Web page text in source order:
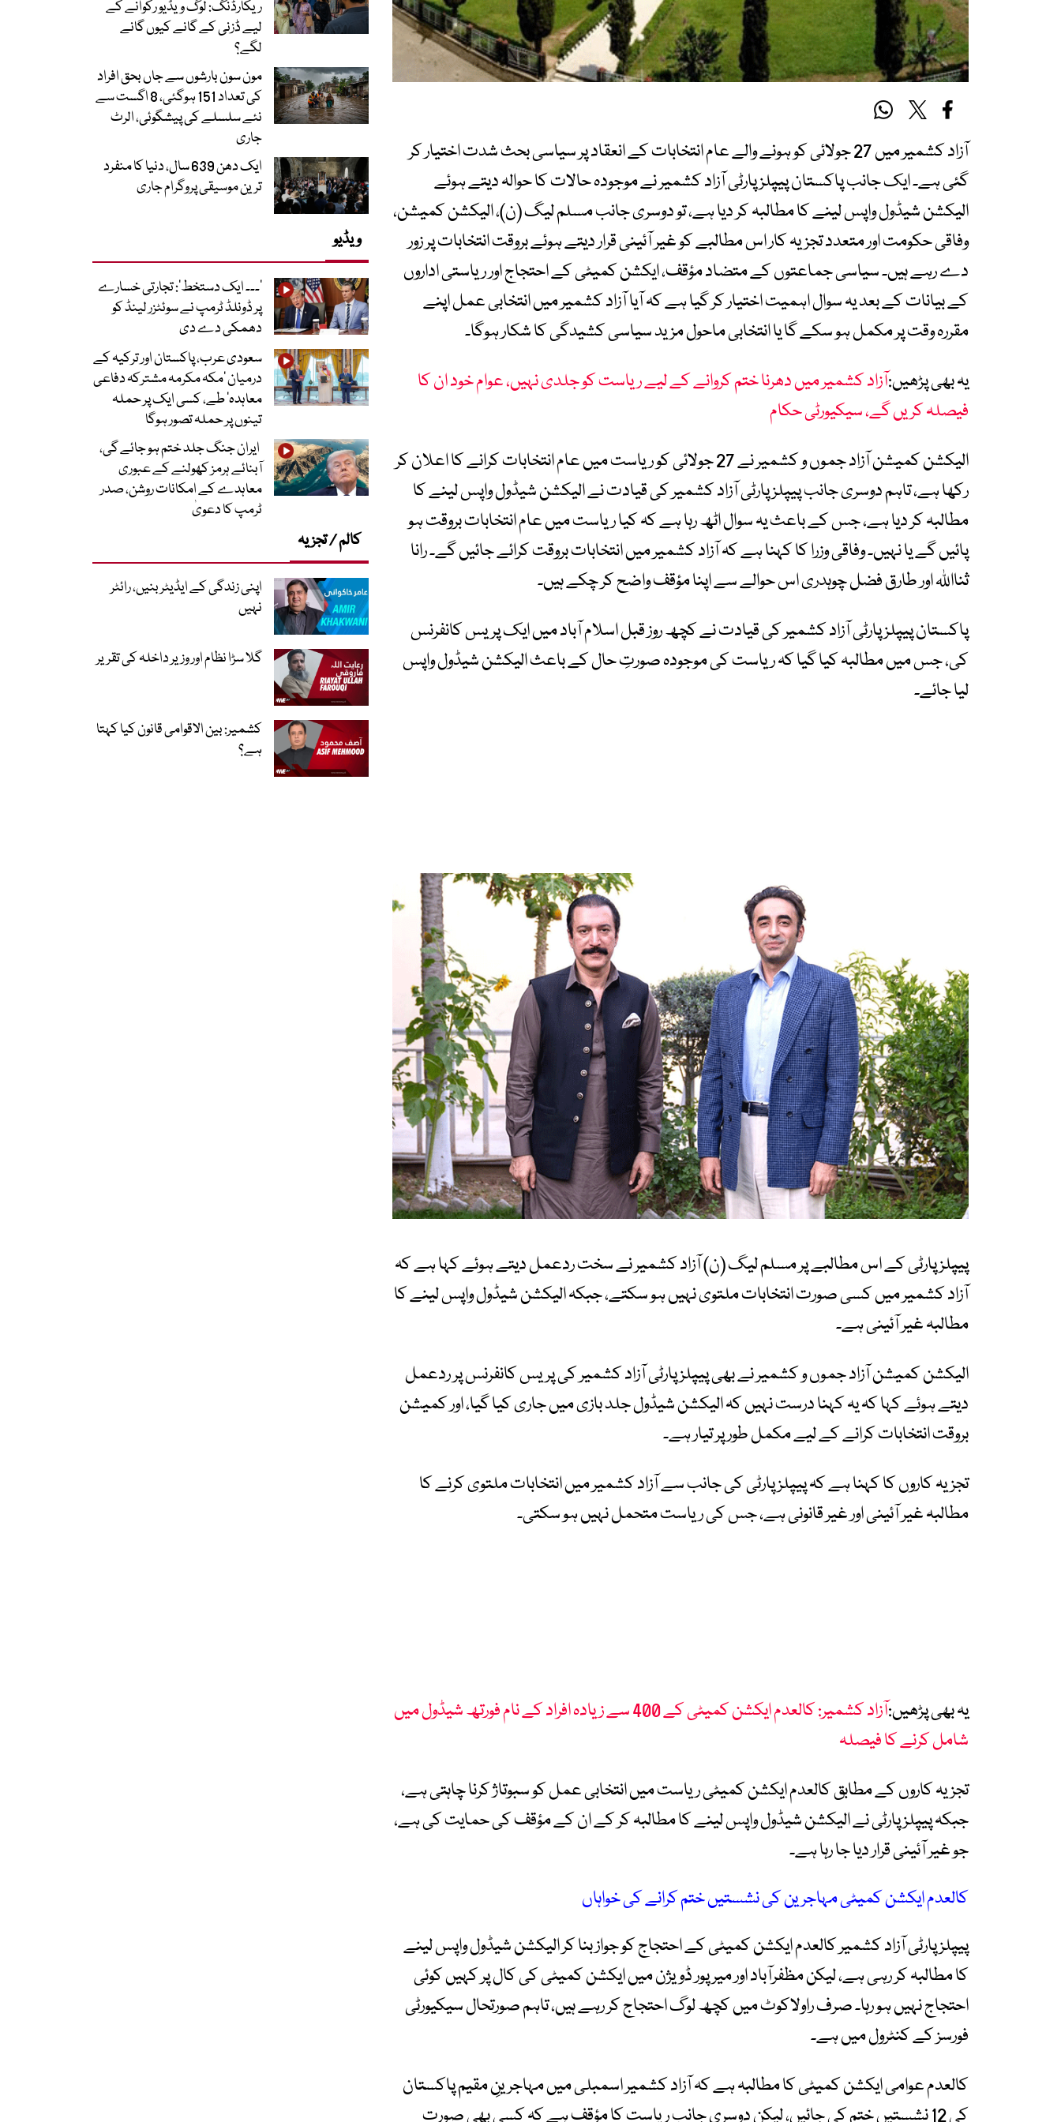
آزاد کشمیر میں 27 جولائی کو ہونے والے عام انتخابات کے انعقاد پر سیاسی بحث شدت اختیار کر
گئی ہے۔ ایک جانب پاکستان پیپلز پارٹی آزاد کشمیر نے موجودہ حالات کا حوالہ دیتے ہوئے
الیکشن شیڈول واپس لینے کا مطالبہ کر دیا ہے، تو دوسری جانب مسلم لیگ (ن)، الیکشن کمیشن،
وفاقی حکومت اور متعدد تجزیہ کار اس مطالبے کو غیر آئینی قرار دیتے ہوئے بروقت انتخابات پر زور
دے رہے ہیں۔ سیاسی جماعتوں کے متضاد مؤقف، ایکشن کمیٹی کے احتجاج اور ریاستی اداروں
کے بیانات کے بعد یہ سوال اہمیت اختیار کر گیا ہے کہ آیا آزاد کشمیر میں انتخابی عمل اپنے
مقررہ وقت پر مکمل ہو سکے گا یا انتخابی ماحول مزید سیاسی کشیدگی کا شکار ہوگا۔
یہ بھی پڑھیں:آزاد کشمیر میں دھرنا ختم کروانے کے لیے ریاست کو جلدی نہیں، عوام خود ان کا
فیصلہ کریں گے، سیکیورٹی حکام
الیکشن کمیشن آزاد جموں و کشمیر نے 27 جولائی کو ریاست میں عام انتخابات کرانے کا اعلان کر
رکھا ہے، تاہم دوسری جانب پیپلز پارٹی آزاد کشمیر کی قیادت نے الیکشن شیڈول واپس لینے کا
مطالبہ کر دیا ہے، جس کے باعث یہ سوال اٹھ رہا ہے کہ کیا ریاست میں عام انتخابات بروقت ہو
پائیں گے یا نہیں۔ وفاقی وزرا کا کہنا ہے کہ آزاد کشمیر میں انتخابات بروقت کرائے جائیں گے۔ رانا
ثنااللہ اور طارق فضل چوہدری اس حوالے سے اپنا مؤقف واضح کر چکے ہیں۔
پاکستان پیپلز پارٹی آزاد کشمیر کی قیادت نے کچھ روز قبل اسلام آباد میں ایک پریس کانفرنس
کی، جس میں مطالبہ کیا گیا کہ ریاست کی موجودہ صورتِ حال کے باعث الیکشن شیڈول واپس
لیا جائے۔
پیپلز پارٹی کے اس مطالبے پر مسلم لیگ (ن) آزاد کشمیر نے سخت ردعمل دیتے ہوئے کہا ہے کہ
آزاد کشمیر میں کسی صورت انتخابات ملتوی نہیں ہو سکتے، جبکہ الیکشن شیڈول واپس لینے کا
مطالبہ غیر آئینی ہے۔
الیکشن کمیشن آزاد جموں و کشمیر نے بھی پیپلز پارٹی آزاد کشمیر کی پریس کانفرنس پر ردعمل
دیتے ہوئے کہا کہ یہ کہنا درست نہیں کہ الیکشن شیڈول جلد بازی میں جاری کیا گیا، اور کمیشن
بروقت انتخابات کرانے کے لیے مکمل طور پر تیار ہے۔
تجزیہ کاروں کا کہنا ہے کہ پیپلز پارٹی کی جانب سے آزاد کشمیر میں انتخابات ملتوی کرنے کا
مطالبہ غیر آئینی اور غیر قانونی ہے، جس کی ریاست متحمل نہیں ہو سکتی۔
یہ بھی پڑھیں:
آزاد کشمیر: کالعدم ایکشن کمیٹی کے 400 سے زیادہ افراد کے نام فورتھ شیڈول میں
شامل کرنے کا فیصلہ
تجزیہ کاروں کے مطابق کالعدم ایکشن کمیٹی ریاست میں انتخابی عمل کو سبوتاژ کرنا چاہتی ہے،
جبکہ پیپلز پارٹی نے الیکشن شیڈول واپس لینے کا مطالبہ کر کے ان کے مؤقف کی حمایت کی ہے،
جو غیر آئینی قرار دیا جا رہا ہے۔
کالعدم ایکشن کمیٹی مہاجرین کی نشستیں ختم کرانے کی خواہاں
پیپلز پارٹی آزاد کشمیر کالعدم ایکشن کمیٹی کے احتجاج کو جواز بنا کر الیکشن شیڈول واپس لینے
کا مطالبہ کر رہی ہے، لیکن مظفرآباد اور میرپور ڈویژن میں ایکشن کمیٹی کی کال پر کہیں کوئی
احتجاج نہیں ہو رہا۔ صرف راولاکوٹ میں کچھ لوگ احتجاج کر رہے ہیں، تاہم صورتحال سیکیورٹی
فورسز کے کنٹرول میں ہے۔
کالعدم عوامی ایکشن کمیٹی کا مطالبہ ہے کہ آزاد کشمیر اسمبلی میں مہاجرینِ مقیم پاکستان
کی 12 نشستیں ختم کی جائیں، لیکن دوسری جانب ریاست کا مؤقف ہے کہ کسی بھی صورت
ریکارڈنگ: لوگ ویڈیو رکوانے کے
لیے ڈزنی کے گانے کیوں گانے
لگے؟
مون سون بارشوں سے جاں بحق افراد
کی تعداد 151 ہوگئی، 8 اگست سے
نئے سلسلے کی پیشگوئی، الرٹ
جاری
ایک دھن 639 سال، دنیا کا منفرد
ترین موسیقی پروگرام جاری
ویڈیو
’۔۔۔ ایک دستخط‘: تجارتی خسارے
پر ڈونلڈ ٹرمپ نے سوئٹزر لینڈ کو
دھمکی دے دی
سعودی عرب، پاکستان اور ترکیہ کے
درمیان ’مکہ مکرمہ مشترکہ دفاعی
معاہدہ‘ طے، کسی ایک پر حملہ
تینوں پر حملہ تصور ہوگا
ایران جنگ جلد ختم ہو جائے گی،
آبنائے ہرمز کھولنے کے عبوری
معاہدے کے امکانات روشن، صدر
ٹرمپ کا دعویٰ
کالم / تجزیہ
اپنی زندگی کے ایڈیٹر بنیں، رائٹر
نہیں
گلا سڑا نظام اور وزیر داخلہ کی تقریر
کشمیر: بین الاقوامی قانون کیا کہتا
ہے؟